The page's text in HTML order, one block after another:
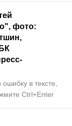
фото:
в тексте,
Ctrl+Enter